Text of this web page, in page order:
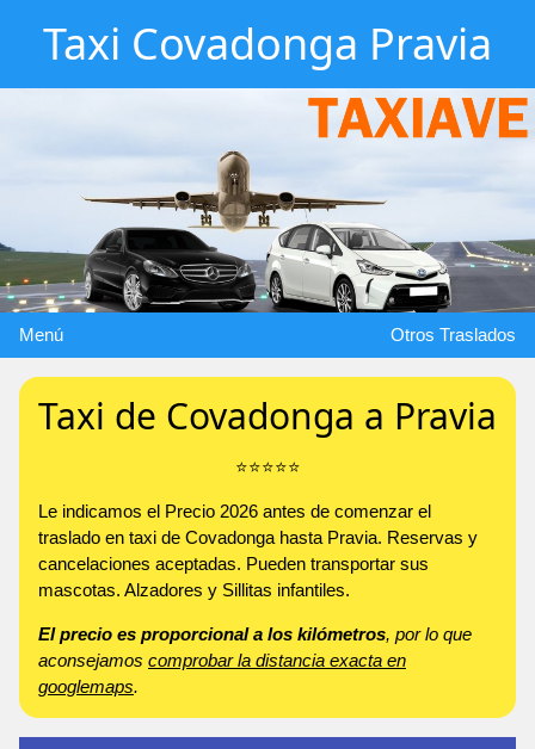
Taxi Covadonga Pravia
Menú Otros Traslados
Taxi de Covadonga a Pravia
⭐️⭐️⭐️⭐️⭐️
Le indicamos el Precio 2026 antes de comenzar el
traslado en taxi de Covadonga hasta Pravia. Reservas y
cancelaciones aceptadas. Pueden transportar sus
mascotas. Alzadores y Sillitas infantiles.
El precio es proporcional a los kilómetros, por lo que
aconsejamos comprobar la distancia exacta en
googlemaps.